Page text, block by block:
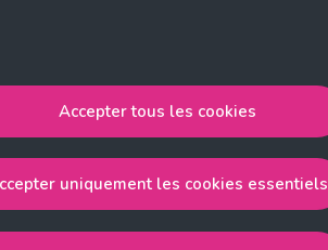
Accepter tous les cookies
uniquement les cookies essentiels